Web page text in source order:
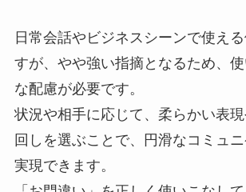
日常会話やビジネスシーンで使え
すが、やや強い指摘となるため、
な配慮が必要です。
状況や相手に応じて、柔らかい表
回しを選ぶことで、円滑なコミュ
実現できます。